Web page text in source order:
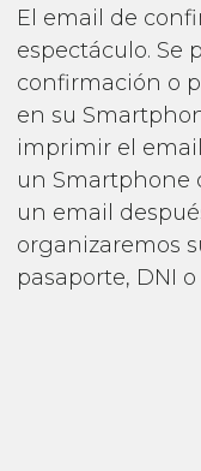
El email de
espectáculo. Se
confirmación o
en su
imprimir el
un Smartphone
un email
organizaremos
pasaporte, DNI